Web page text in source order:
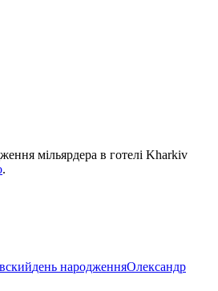
мільярдера в готелі Kharkiv
.
день народженняОлександр